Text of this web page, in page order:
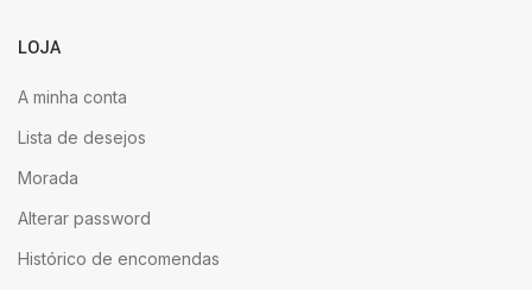
LOJA
A minha conta
Lista de desejos
Morada
Alterar password
Histórico de encomendas